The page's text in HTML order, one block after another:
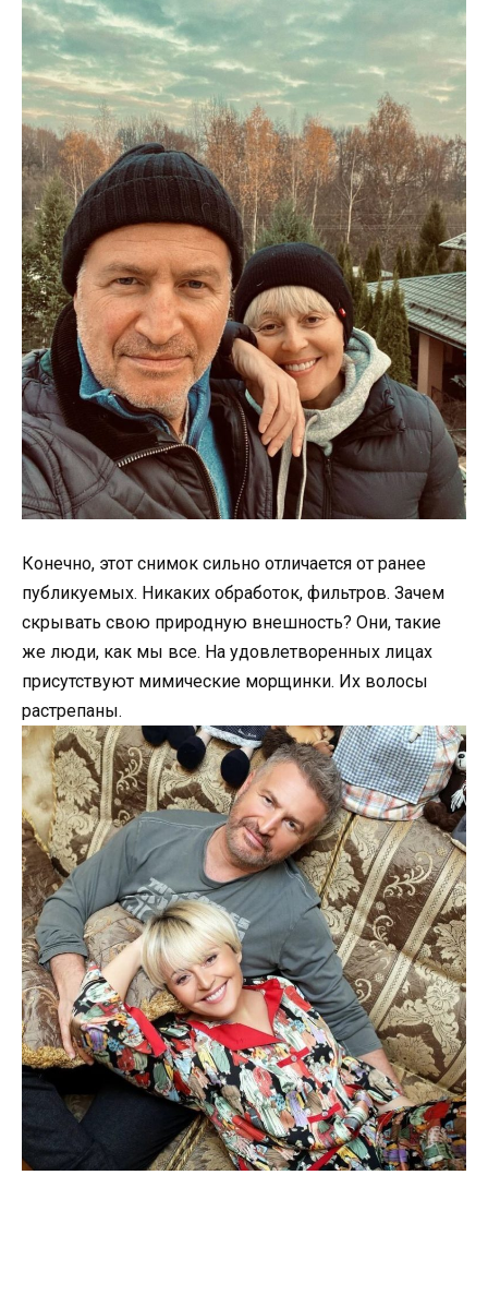
Конечно, этот снимок сильно отличается от ранее
публикуемых. Никаких обработок, фильтров. Зачем
скрывать свою природную внешность? Они, такие
же люди, как мы все. На удовлетворенных лицах
присутствуют мимические морщинки. Их волосы
растрепаны.